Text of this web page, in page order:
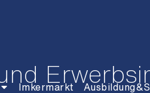
Imkermarkt